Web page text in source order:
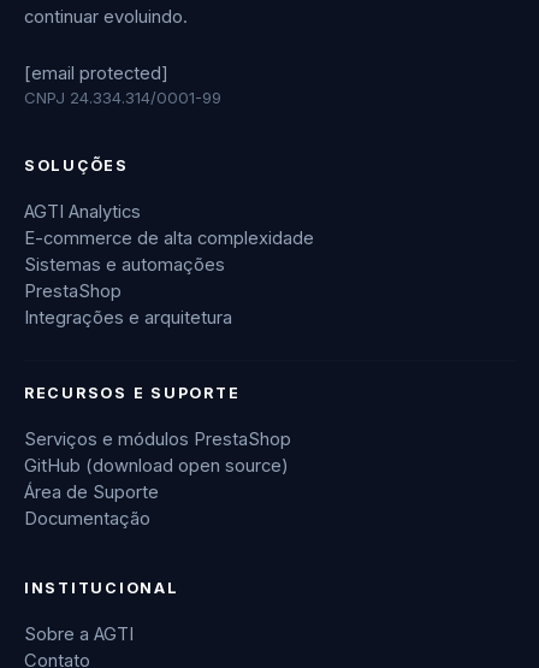
continuar evoluindo.
[email protected]
CNPJ 24.334.314/0001-99
SOLUÇÕES
AGTI Analytics
E-commerce de alta complexidade
Sistemas e automações
PrestaShop
Integrações e arquitetura
RECURSOS E SUPORTE
Serviços e módulos PrestaShop
GitHub (download open source)
Área de Suporte
Documentação
INSTITUCIONAL
Sobre a AGTI
Contato